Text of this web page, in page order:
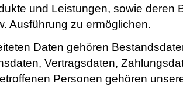
und Leistungen, sowie deren
Ausführung zu ermöglichen.
Daten gehören
Vertragsdaten,
Personen gehören